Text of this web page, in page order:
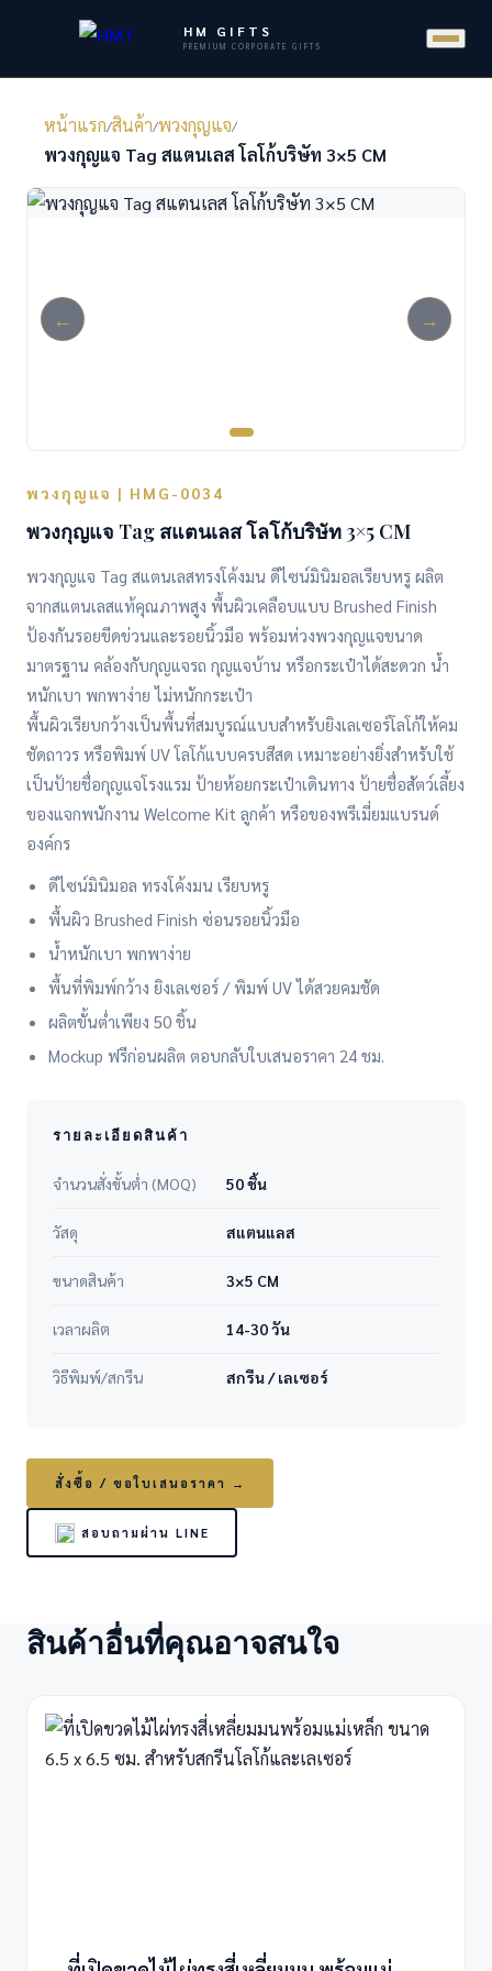
HM GIFTS
PREMIUM CORPORATE GIFTS
หน้าแรก/สินค้า/พวงกุญแจ/
พวงกุญแจ Tag สแตนเลส โลโก้บริษัท 3×5 CM
← →
พวงกุญแจ | HMG-0034
พวงกุญแจ Tag สแตนเลส โลโก้บริษัท 3×5 CM
พวงกุญแจ Tag สแตนเลสทรงโค้งมน ดีไซน์มินิมอลเรียบหรู ผลิต
จากสแตนเลสแท้คุณภาพสูง พื้นผิวเคลือบแบบ Brushed Finish
ป้องกันรอยขีดข่วนและรอยนิ้วมือ พร้อมห่วงพวงกุญแจขนาด
มาตรฐาน คล้องกับกุญแจรถ กุญแจบ้าน หรือกระเป๋าได้สะดวก น้ำ
หนักเบา พกพาง่าย ไม่หนักกระเป๋า
พื้นผิวเรียบกว้างเป็นพื้นที่สมบูรณ์แบบสำหรับยิงเลเซอร์โลโก้ให้คม
ชัดถาวร หรือพิมพ์ UV โลโก้แบบครบสีสด เหมาะอย่างยิ่งสำหรับใช้
เป็นป้ายชื่อกุญแจโรงแรม ป้ายห้อยกระเป๋าเดินทาง ป้ายชื่อสัตว์เลี้ยง
ของแจกพนักงาน Welcome Kit ลูกค้า หรือของพรีเมี่ยมแบรนด์
องค์กร
ดีไซน์มินิมอล ทรงโค้งมน เรียบหรู
พื้นผิว Brushed Finish ซ่อนรอยนิ้วมือ
น้ำหนักเบา พกพาง่าย
พื้นที่พิมพ์กว้าง ยิงเลเซอร์ / พิมพ์ UV ได้สวยคมชัด
ผลิตขั้นต่ำเพียง 50 ชิ้น
Mockup ฟรีก่อนผลิต ตอบกลับใบเสนอราคา 24 ชม.
รายละเอียดสินค้า
จำนวนสั่งขั้นต่ำ (MOQ) 50 ชิ้น
วัสดุ สแตนแลส
ขนาดสินค้า 3×5 CM
เวลาผลิต 14-30 วัน
วิธีพิมพ์/สกรีน สกรีน / เลเซอร์
สั่งซื้อ / ขอใบเสนอราคา →
สอบถามผ่าน LINE
สินค้าอื่นที่คุณอาจสนใจ